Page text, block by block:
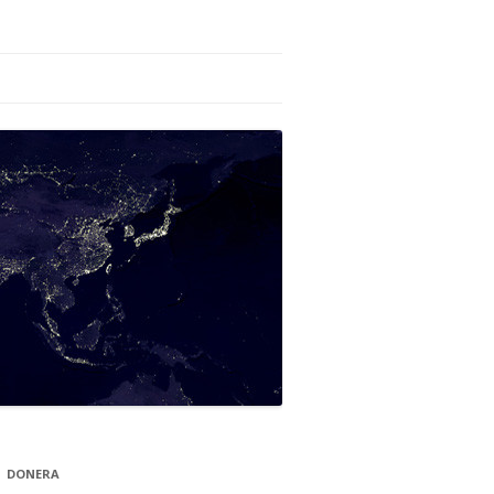
DONERA